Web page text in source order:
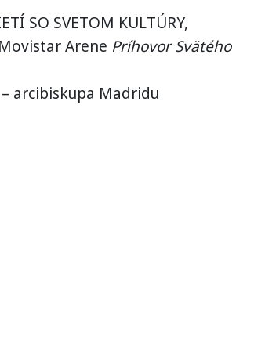
SO SVETOM KULTÚRY,
Arene Príhovor Svätého
arcibiskupa Madridu